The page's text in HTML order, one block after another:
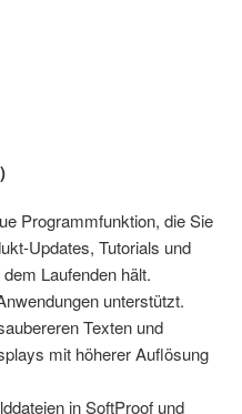
Programmfunktion, die Sie
Updates, Tutorials und
Laufenden hält.
unterstützt.
Texten und
mit höherer Auflösung
in SoftProof und